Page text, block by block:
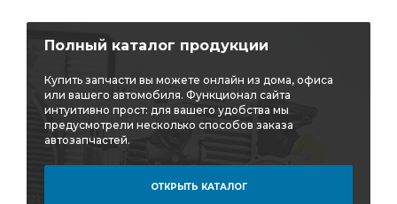
Полный каталог продукции
Купить запчасти вы можете онлайн из дома, офиса
или вашего автомобиля. Функционал сайта
интуитивно прост: для вашего удобства мы
предусмотрели несколько способов заказа
автозапчастей.
ОТКРЫТЬ КАТАЛОГ